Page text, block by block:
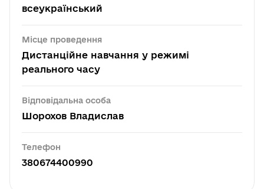
всеукраїнський
Місце проведення
Дистанційне навчання у режимі
реального часу
Відповідальна особа
Шорохов Владислав
Телефон
380674400990